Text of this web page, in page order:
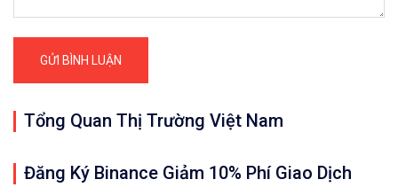
Tổng Quan Thị Trường Việt Nam
Đăng Ký Binance Giảm 10% Phí Giao Dịch